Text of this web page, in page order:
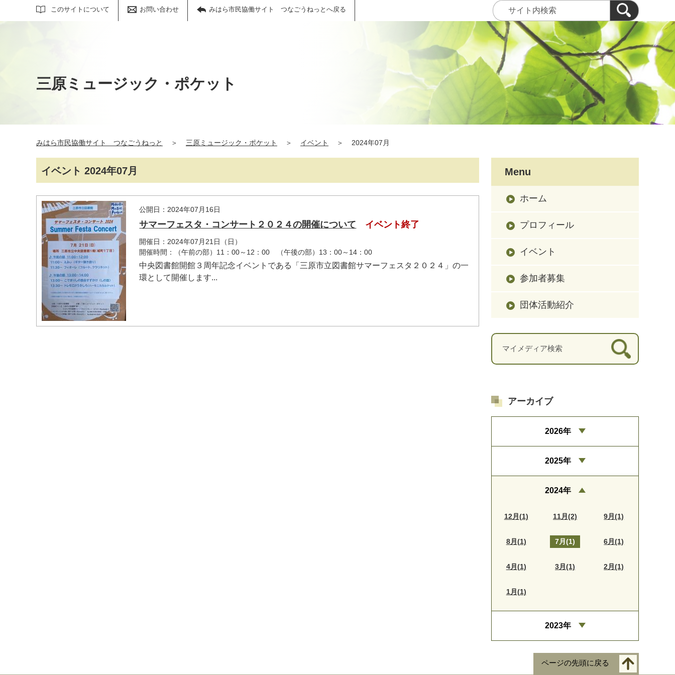
このサイトについて お問い合わせ みはら市民協働サイト つなごうねっとへ戻る
サイト内検索
三原ミュージック・ポケット
みはら市民協働サイト つなごうねっと ＞ 三原ミュージック・ポケット ＞ イベント ＞ 2024年07月
イベント 2024年07月
公開日：2024年07月16日
サマーフェスタ・コンサート２０２４の開催について イベント終了
開催日：2024年07月21日（日）
開催時間：（午前の部）11：00～12：00 （午後の部）13：00～14：00
中央図書館開館３周年記念イベントである「三原市立図書館サマーフェスタ２０２４」の一
環として開催します...
Menu
ホーム
プロフィール
イベント
参加者募集
団体活動紹介
アーカイブ
2026年
2025年
2024年
12月(1) 11月(2) 9月(1)
8月(1) 7月(1) 6月(1)
4月(1) 3月(1) 2月(1)
1月(1)
2023年
ページの先頭に戻る